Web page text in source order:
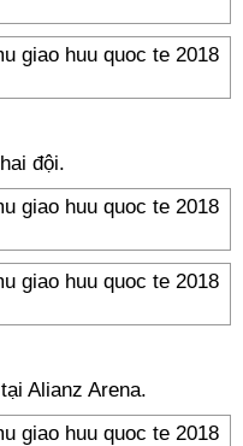
đội.
Alianz Arena.